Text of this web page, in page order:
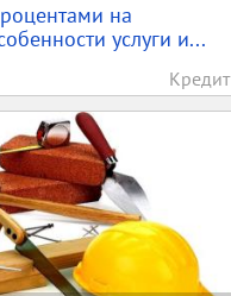
на
услуги и...
Кредит